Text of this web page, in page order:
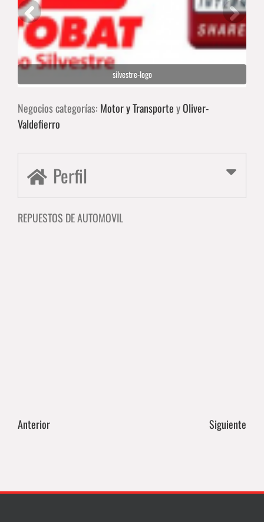
silvestre-logo
Negocios categorías: Motor y TransporteyOliver-
Valdefierro
Perfil
REPUESTOS DE AUTOMOVIL
Anterior Siguiente